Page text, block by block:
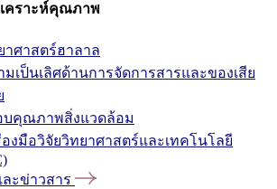
คราะห์คุณภาพ
าศาสตร์ฮาลาล
เป็นเลิศด้านการจัดการสารและของเสีย
บคุณภาพสิ่งแวดล้อม
งมือวิจัยวิทยาศาสตร์และเทคโนโลยี
ะข่าวสาร